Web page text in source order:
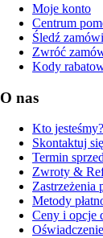
Moje konto
Centrum
Śledź
Zwróć
Kody
O nas
Kto jesteśmy?
Skontaktuj
Termin
Zwroty &
Zastrzeżenia
Metody
Ceny i opcje